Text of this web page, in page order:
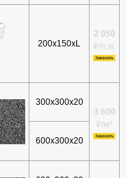
200х150xL
2 050
₽/п.м.
300х300х20
3 600
₽/м²
600х300х20